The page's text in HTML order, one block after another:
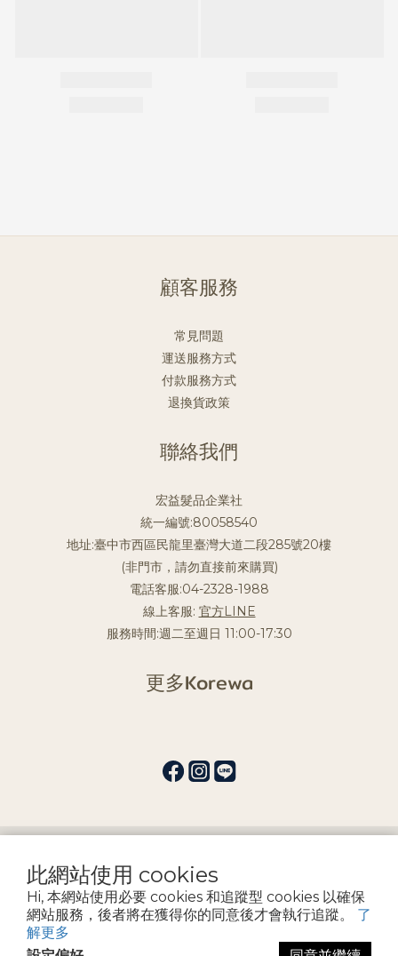
此網站使用 cookies
Hi, 本網站使用必要 cookies 和追蹤型 cookies 以確保
網站服務，後者將在獲得你的同意後才會執行追蹤。 了
解更多
顧客服務
常見問題
運送服務方式
付款服務方式
退換貨政策
聯絡我們
宏益髮品企業社
統一編號:80058540
地址:臺中市西區民龍里臺灣大道二段285號20樓
(非門市，請勿直接前來購買)
電話客服:04-2328-1988
線上客服: 官方LINE
服務時間:週二至週日 11:00-17:30
更多Korewa
Copyright by 宏益髮品企業社